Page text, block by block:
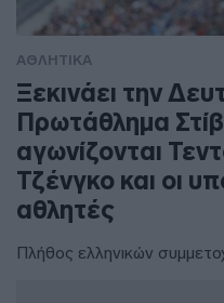
ΑΘΛΗΤΙΚΑ
Ξεκινάει την
Πρωτάθλημα
αγωνίζονται
Τζένγκο και οι
αθλητές
Πλήθος ελληνικών